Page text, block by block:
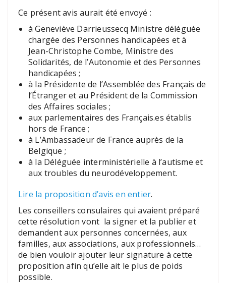
Ce présent avis aurait été envoyé :
à Geneviève Darrieussecq Ministre déléguée
chargée des Personnes handicapées et à
Jean-Christophe Combe, Ministre des
Solidarités, de l’Autonomie et des Personnes
handicapées ;
à la Présidente de l’Assemblée des Français de
l’Étranger et au Président de la Commission
des Affaires sociales ;
aux parlementaires des Français.es établis
hors de France ;
à L’Ambassadeur de France auprès de la
Belgique ;
à la Déléguée interministérielle à l’autisme et
aux troubles du neurodéveloppement.
Lire la proposition d’avis en entier.
Les conseillers consulaires qui avaient préparé
cette résolution vont la signer et la publier et
demandent aux personnes concernées, aux
familles, aux associations, aux professionnels…
de bien vouloir ajouter leur signature à cette
proposition afin qu’elle ait le plus de poids
possible.